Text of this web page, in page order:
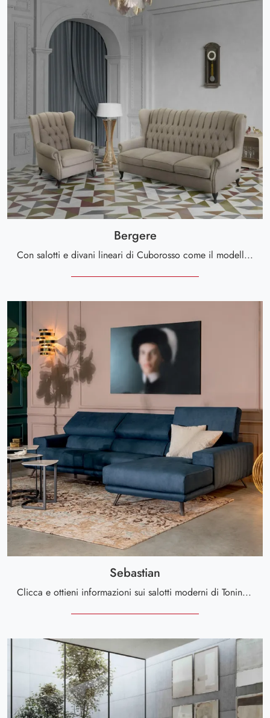
Bergere
Con salotti e divani lineari di Cuborosso come il modello Bergere in pelle, potrai ultimare il tuo progetto d'arredo.
Sebastian
Clicca e ottieni informazioni sui salotti moderni di Tonin Casa! Molteplici modelli di divani, come Sebastian, ti aspettano.